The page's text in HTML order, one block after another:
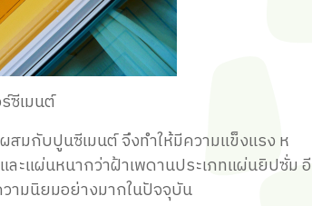
ซีเมนต์
สมกับปูนซีเมนต์ จึงทำให้มีความแข็งแรง ห
ละแผ่นหนากว่าฝ้าเพดานประเภทแผ่นยิปซั่ม
ามนิยมอย่างมากในปัจจุบัน